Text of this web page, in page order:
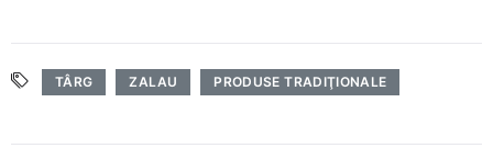
TÂRG ZALAU PRODUSE TRADIŢIONALE